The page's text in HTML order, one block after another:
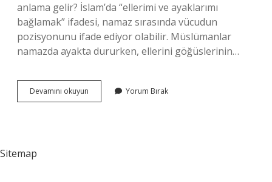
anlama gelir? İslam’da “ellerimi ve ayaklarımı
bağlamak” ifadesi, namaz sırasında vücudun
pozisyonunu ifade ediyor olabilir. Müslümanlar
namazda ayakta dururken, ellerini göğüslerinin…
Devamını okuyun
Erkek
Yorum Bırak
Sitemap